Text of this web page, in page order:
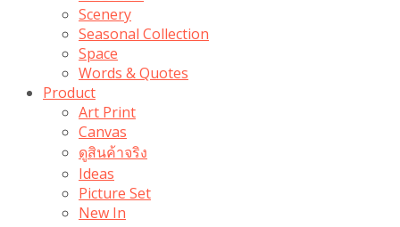
Scenery
Seasonal Collection
Space
Words & Quotes
Product
Art Print
Canvas
ดูสินค้าจริง
Ideas
Picture Set
New In